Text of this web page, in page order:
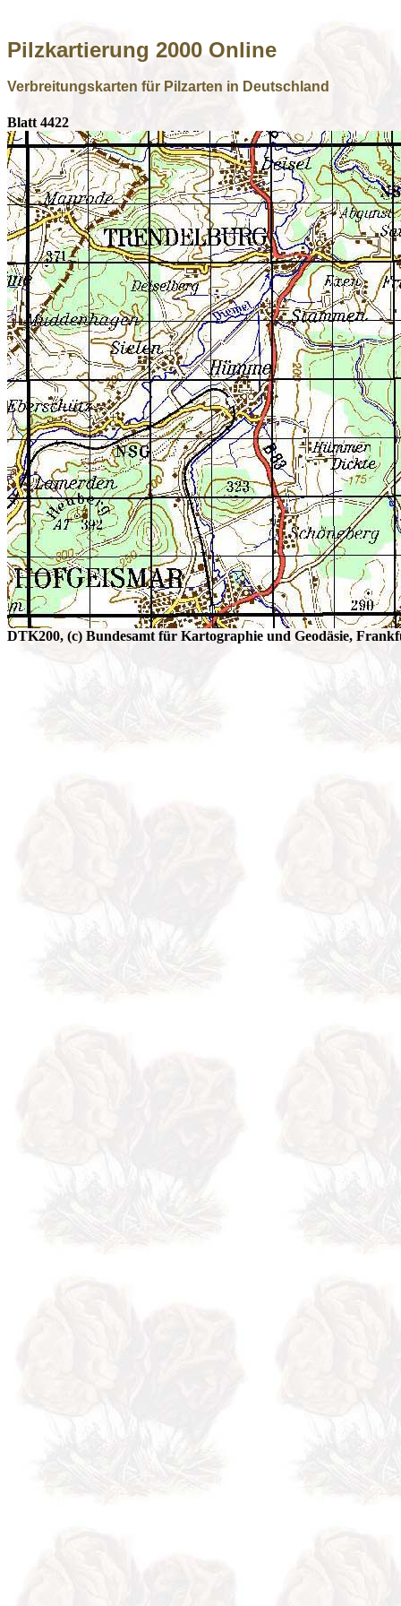
Pilzkartierung 2000 Online
Verbreitungskarten für Pilzarten in Deutschland
Blatt 4422
DTK200, (c) Bundesamt für Kartographie und Geodäsie,